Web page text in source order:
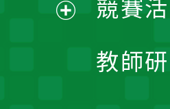
競賽
教師
開